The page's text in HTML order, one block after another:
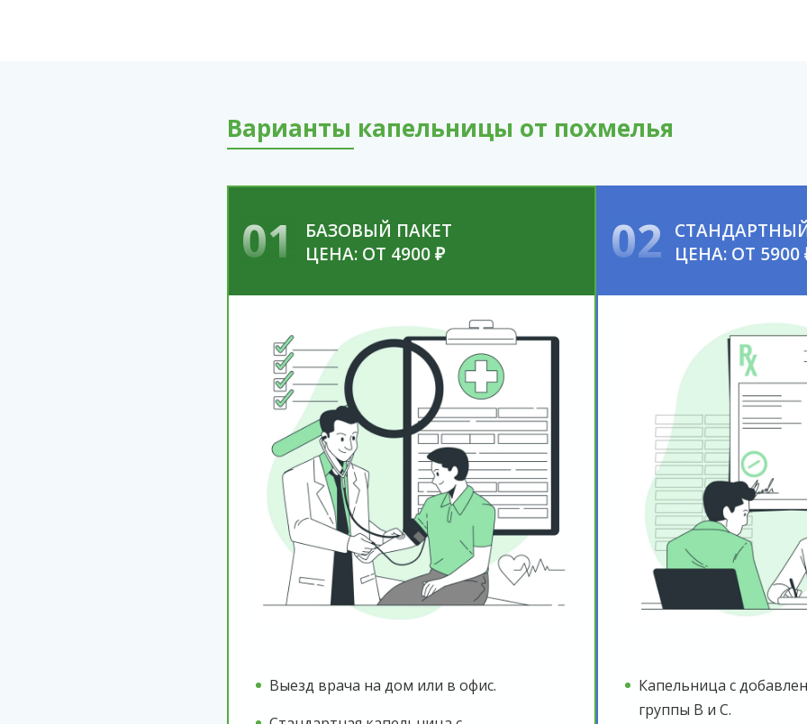
Варианты капельницы от похмелья
01
БАЗОВЫЙ ПАКЕТ
ЦЕНА: ОТ 4900 ₽
Выезд врача на дом или в офис.
02
ЦЕНА: ОТ 5900
Капельница с
группы B и C.